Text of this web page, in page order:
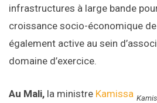
infrastructures à large bande
croissance socio-économique de
également active au sein
domaine d’exercice.
Au Mali, la ministre Kamissa